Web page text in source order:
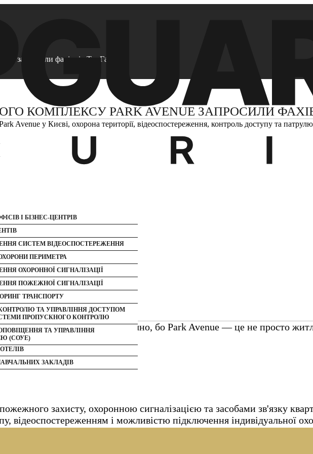
І БІЗНЕС-ЦЕНТРІВ
ТА ТОРГОВИХ ЦЕНТРІВ
МАГАЗИНІВ
І СКЛАДСЬКИХ ПРИМІЩЕНЬ
КОМПЛЕКСІВ
ПРИВАТНИХ БУДИНКІВ
ТА РЕСТОРАНІВ
ЗАКЛАДІВ
КОНЦЕРТІВ
ЗАХОДІВ
СУПРОВІД ЗАХОДІВ
СИСТЕМ ВІДЕОСПОСТЕРЕЖЕННЯ
ПЕРИМЕТРА
ОХОРОННОЇ СИГНАЛІЗАЦІЇ
ПОЖЕЖНОЇ СИГНАЛІЗАЦІЇ
ТРАНСПОРТУ
ТА УПРАВЛІННЯ ДОСТУПОМ
ПРОПУСКНОГО КОНТРОЛЮ
ТА УПРАВЛІННЯ
(СОУЕ)
запросили фахівців ТопГард
КОМПЛЕКСУ PARK AVENUE ЗАПРОСИЛИ
ставиться особливо педантично, бо Park Avenue — це не просто
захисту, охоронною сигналізацією та засобами зв'язку
відеоспостереженням і можливістю підключення індивідуальної
постами при входах в комплекс і патрулем охоронної